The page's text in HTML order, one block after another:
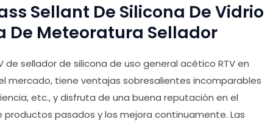
Sellant De Silicona De Vidrio
De Meteoratura Sellador
sellador de silicona de uso general acético RTV en
mercado, tiene ventajas sobresalientes incomparables
etc., y disfruta de una buena reputación en el
pasados y los mejora continuamente. Las